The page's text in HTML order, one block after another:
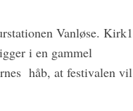
Vanløse. Kirk1
i en gammel
håb, at festivalen vil